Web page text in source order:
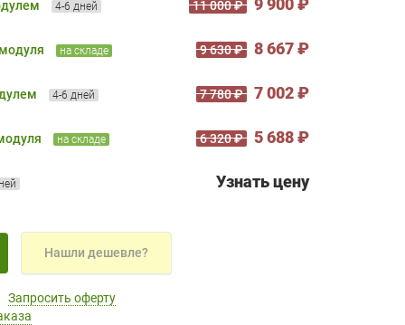
4-6 дней 11 000 ₽ 9 900 ₽
на складе 9 630 ₽ 8 667 ₽
4-6 дней 7 780 ₽ 7 002 ₽
на складе 6 320 ₽ 5 688 ₽
Узнать цену
Нашли дешевле?
Запросить оферту